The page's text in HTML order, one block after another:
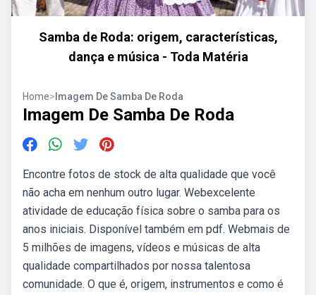
Samba de Roda: origem, características,
dança e música - Toda Matéria
Home> Imagem De Samba De Roda
Imagem De Samba De Roda
Encontre fotos de stock de alta qualidade que você
não acha em nenhum outro lugar. Webexcelente
atividade de educação física sobre o samba para os
anos iniciais. Disponível também em pdf. Webmais de
5 milhões de imagens, vídeos e músicas de alta
qualidade compartilhados por nossa talentosa
comunidade. O que é, origem, instrumentos e como é